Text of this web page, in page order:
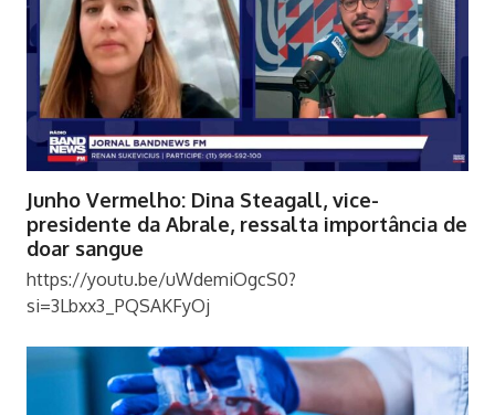
Junho Vermelho: Dina Steagall, vice-
presidente da Abrale, ressalta importância de
doar sangue
https://youtu.be/uWdemiOgcS0?
si=3Lbxx3_PQSAKFyOj